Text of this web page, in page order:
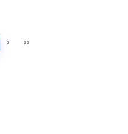
› ››